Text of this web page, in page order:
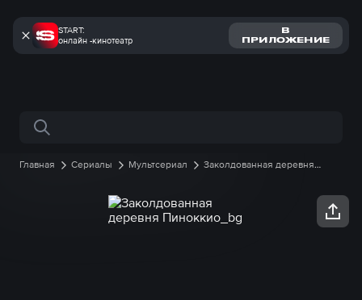
START:
онлайн -кинотеатр
В
ПРИЛОЖЕНИЕ
Поиск по сайту
Главная Сериалы Мультсериал
Заколдованная деревня